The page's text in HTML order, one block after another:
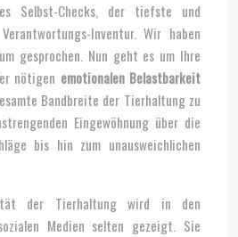
Selbst-Checks, der tiefste und
Inventur. Wir haben
gesprochen. Nun geht es um Ihre
nötigen emotionalen Belastbarkeit
Bandbreite der Tierhaltung zu
Eingewöhnung über die
bis hin zum unausweichlichen
der Tierhaltung wird in den
Medien selten gezeigt. Sie